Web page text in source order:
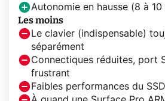
Autonomie en hausse (8 à 10
Les moins
Le clavier (indispensable)
séparément
Connectiques réduites, port
frustrant
Faibles performances du SSD